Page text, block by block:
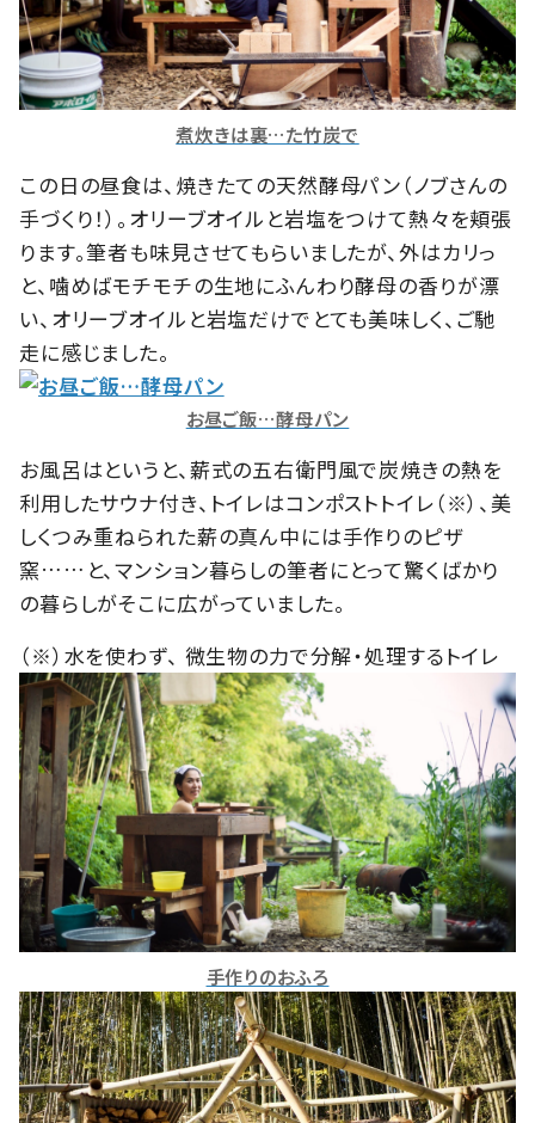
煮炊きは裏…た竹炭で
この日の昼食は、焼きたての天然酵母パン（ノブさんの
手づくり！）。オリーブオイルと岩塩をつけて熱々を頬張
ります。筆者も味見させてもらいましたが、外はカリっ
と、噛めばモチモチの生地にふんわり酵母の香りが漂
い、オリーブオイルと岩塩だけでとても美味しく、ご馳
走に感じました。
お昼ご飯…酵母パン
お風呂はというと、薪式の五右衛門風で炭焼きの熱を
利用したサウナ付き、トイレはコンポストトイレ（※）、美
しくつみ重ねられた薪の真ん中には手作りのピザ
窯……と、マンション暮らしの筆者にとって驚くばかり
の暮らしがそこに広がっていました。
（※）水を使わず、 微生物の力で分解・処理するトイレ
手作りのおふろ